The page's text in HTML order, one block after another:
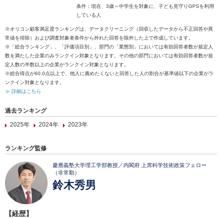
条件：現在、3歳～中学生を対象に、子ども見守りGPSを利用
している人
※オリコン顧客満足度ランキングは、データクリーニング（回収したデータから不正回答や異
常値を排除）および調査対象者条件から外れた回答を除外した上で作成しています。
※「総合ランキング」、「評価項目別」、部門の「業態別」においては有効回答者数が規定人
数を満たした企業のみランクイン対象となります。その他の部門においては有効回答者数が規
定人数の半数以上の企業がランクイン対象となります。
※総合得点が60.0点以上で、他人に薦めたくないと回答した人の割合が基準値以下の企業がラ
ンクイン対象となります。
≫ 詳細はこちら
過去ランキング
2025年
2024年 2023年
ランキング監修
慶應義塾大学理工学部教授／内閣府 上席科学技術政策フェロー
（非常勤）
鈴木秀男
【経歴】